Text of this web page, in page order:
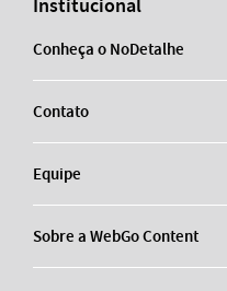
Institucional
Conheça o NoDetalhe
Contato
Equipe
Sobre a WebGo Content